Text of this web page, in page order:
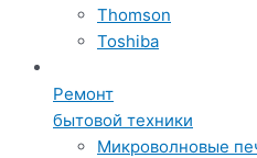
Thomson
Toshiba
Ремонт
бытовой техники
Микроволновые